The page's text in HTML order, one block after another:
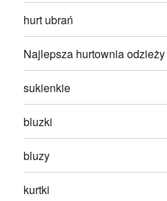
hurt ubrań
Najlepsza hurtownia
sukienkie
bluzki
bluzy
kurtki